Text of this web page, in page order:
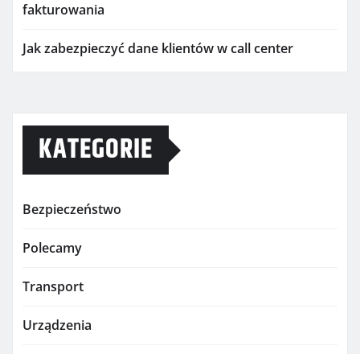
fakturowania
Jak zabezpieczyć dane klientów w call center
KATEGORIE
Bezpieczeństwo
Polecamy
Transport
Urządzenia